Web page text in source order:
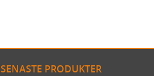
SENASTE PRODUKTER